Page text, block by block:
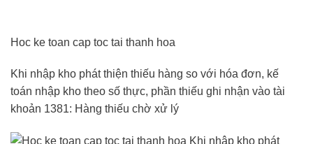
Hoc ke toan cap toc tai thanh hoa
Khi nhập kho phát thiện thiếu hàng so với hóa đơn, kế
toán nhập kho theo số thực, phần thiếu ghi nhận vào tài
khoản 1381: Hàng thiếu chờ xử lý